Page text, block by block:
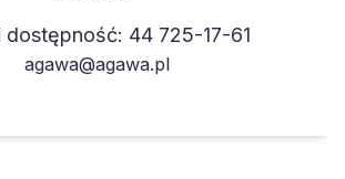
dostępność: 44 725-17-61
agawa@agawa.pl